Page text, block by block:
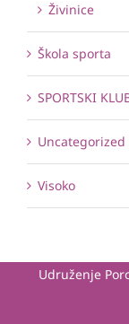
Živinice
Škola sporta
SPORTSKI
Uncategorized
Visoko
Udruženje